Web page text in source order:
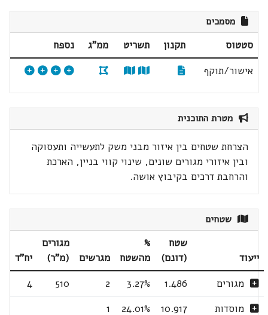
מסמכים
סטטוס תקנון תשריט ממ"ג
נספח
אישור/תוקף
מטרת התוכנית
הצרחת שטחים בין איזור מבני משק לתעשייה ותעסוקה
ובין איזורי מגורים שונים, שינוי קווי בניין, הארכת
והרחבת דרכים בקיבוץ אושה.
שטחים
ייעוד
שטח
(דונם)
%
מהשטח
מגרשים
מגורים
(מ"ר)
יח"ד
מגורים
1.486
3.27%
2
510
4
מוסדות
10.917
24.01%
1